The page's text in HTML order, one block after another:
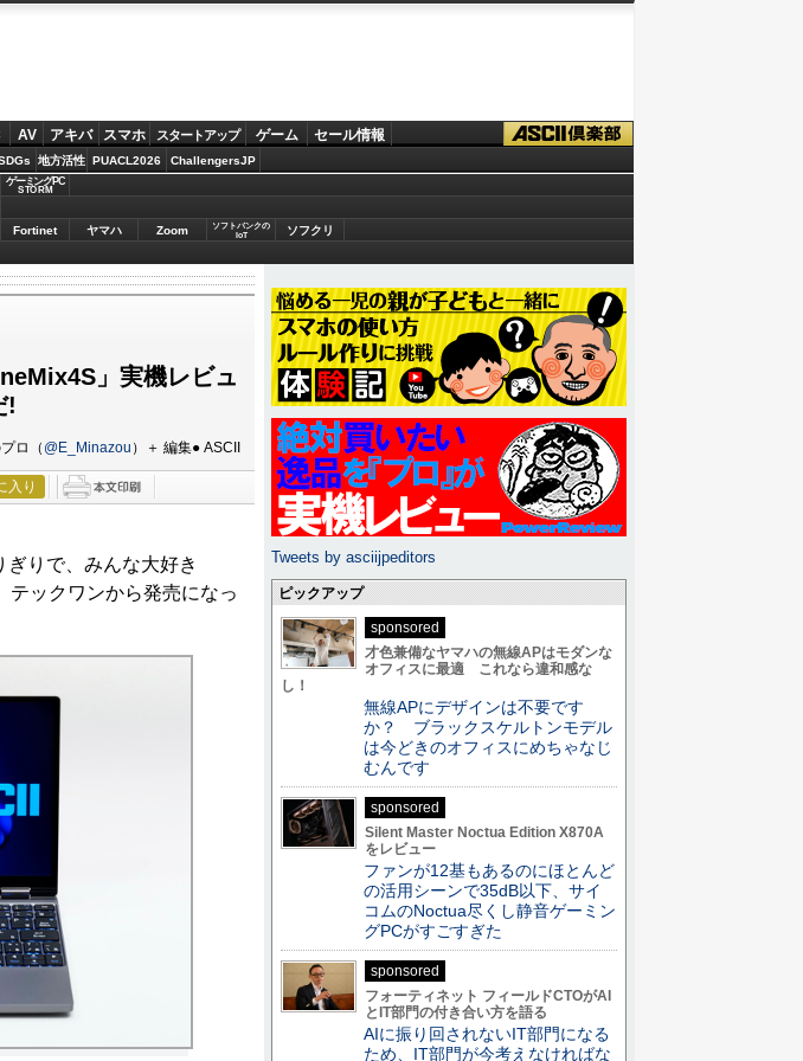
AV アキバ スマホ スタートアップ ゲーム セール情報
地方活性 PUACL2026 ChallengersJP
ゲーミングPC
STORM
Fortinet ヤマハ Zoom
ソフトバンクの
IoT
ソフクリ
」実機レビュ
!
ロ（ @E_Minazou ）＋ 編集● ASCII
入り
りで、みんな大好き
テックワンから発売になっ
Tweets by asciijpeditors
ピックアップ
sponsored
才色兼備なヤマハの無線APはモダンな
オフィスに最適 これなら違和感な
し！
無線APにデザインは不要です
か？ ブラックスケルトンモデル
は今どきのオフィスにめちゃなじ
むんです
sponsored
Silent Master Noctua Edition X870A
をレビュー
ファンが12基もあるのにほとんど
の活用シーンで35dB以下、サイ
コムのNoctua尽くし静音ゲーミン
グPCがすごすぎた
sponsored
フォーティネット フィールドCTOがAI
とIT部門の付き合い方を語る
AIに振り回されないIT部門になる
ため、IT部門が今考えなければな